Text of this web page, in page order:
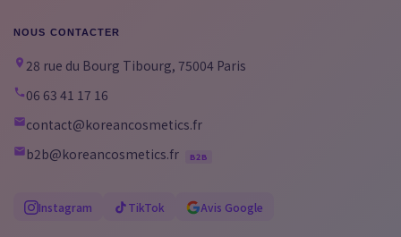
NOUS CONTACTER
28 rue du Bourg Tibourg, 75004 Paris
06 63 41 17 16
contact@koreancosmetics.fr
b2b@koreancosmetics.fr
B2B
Instagram TikTok Avis Google